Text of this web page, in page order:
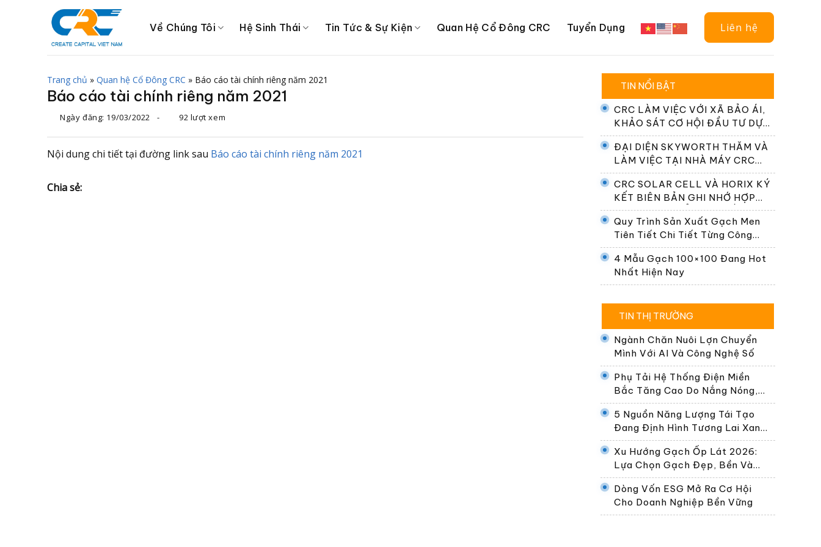
Về Chúng Tôi Hệ Sinh Thái Tin Tức & Sự Kiện Quan Hệ Cổ Đông CRC Tuyển Dụng Liên hệ
Trang chủ » Quan hệ Cổ Đông CRC » Báo cáo tài chính riêng năm 2021
Báo cáo tài chính riêng năm 2021
Ngày đăng: 19/03/2022 - 92 lượt xem
Nội dung chi tiết tại đường link sau Báo cáo tài chính riêng năm 2021
Chia sẻ:
TIN NỔI BẬT
CRC LÀM VIỆC VỚI XÃ BẢO ÁI,
KHẢO SÁT CƠ HỘI ĐẦU TƯ DỰ
ÁN ĐIỆN NĂNG LƯỢNG MẶT
TRỜI
ĐẠI DIỆN SKYWORTH THĂM VÀ
LÀM VIỆC TẠI NHÀ MÁY CRC
SOLAR CELL
CRC SOLAR CELL VÀ HORIX KÝ
KẾT BIÊN BẢN GHI NHỚ HỢP
TÁC PHÁT TRIỂN HỆ THỐNG
ĐỔI PIN TẠI VIỆT NAM
Quy Trình Sản Xuất Gạch Men
Tiên Tiết Chi Tiết Từng Công
Đoạn
4 Mẫu Gạch 100×100 Đang Hot
Nhất Hiện Nay
TIN THỊ TRƯỜNG
Ngành Chăn Nuôi Lợn Chuyển
Mình Với AI Và Công Nghệ Số
Phụ Tải Hệ Thống Điện Miền
Bắc Tăng Cao Do Nắng Nóng,
Dự Kiến Gần 30.000 MW Ngày
24/6
5 Nguồn Năng Lượng Tái Tạo
Đang Định Hình Tương Lai Xanh
Của Thế Giới
Xu Hướng Gạch Ốp Lát 2026:
Lựa Chọn Gạch Đẹp, Bền Và
Phù Hợp Không Gian Sống Hiện
Đại
Dòng Vốn ESG Mở Ra Cơ Hội
Cho Doanh Nghiệp Bền Vững